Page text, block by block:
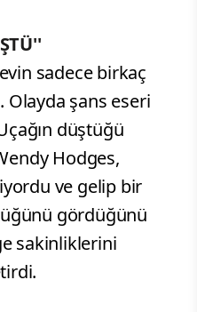
sadece birkaç
Olayda şans eseri
düştüğü
Hodges,
ve gelip bir
gördüğünü
sakinliklerini